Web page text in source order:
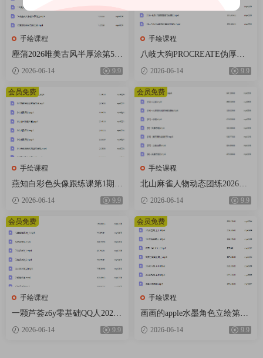
手绘课程
塵蒲2026唯美古风半厚涂第5期
基础课【画质不错有课件笔
2026-06-14 9.9
手绘课程
八岐大狗PROCREATE伪厚涂
风格进阶暑假特训营2025【画
2026-06-14 9.9
手绘课程
燕知白彩色头像跟练课第1期20
26【画质高清有课件】
2026-06-14 9.9
会员免费
手绘课程
北山麻雀人物动态团练2026年1
月结课【画质高清只有视频】
2026-06-14 9.9
会员免费
手绘课程
一颗芦荟z6y零基础QQ人2026
【画质高清有课件笔刷】
2026-06-14 9.9
会员免费
手绘课程
画画的apple水墨角色立绘第2
期【画质还可以只有视频】
2026-06-14 9.9
会员免费